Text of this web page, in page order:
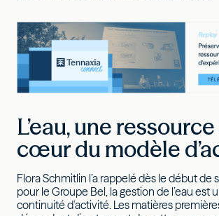
L’eau, une
cœur du modèle
Flora Schmitlin l’a rappelé dès le début de
pour le Groupe Bel, la gestion de l’eau est
continuité d’activité. Les matières